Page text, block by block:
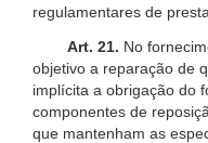
regulamentares de
Art. 21. No
objetivo a reparação de
implícita a obrigação do
componentes de
que mantenham as